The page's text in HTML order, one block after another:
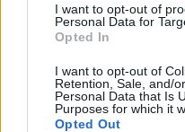
I want to opt-out of
Personal Data for
Opted In
I want to opt-out of
Retention, Sale, and/
Personal Data that Is
Purposes for which it
Opted Out
SOROZAT #RTL #
WATERGATE # RTL+